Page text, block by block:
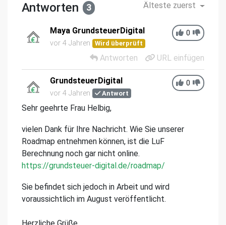
Antworten 3 Älteste zuerst
0
Maya GrundsteuerDigital
vor 4 Jahren Wird überprüft
Antworten URL einfügen
0
GrundsteuerDigital
vor 4 Jahren Antwort
Sehr geehrte Frau Helbig,
vielen Dank für Ihre Nachricht. Wie Sie unserer
Roadmap entnehmen können, ist die LuF
Berechnung noch gar nicht online.
https://grundsteuer-digital.de/roadmap/
Sie befindet sich jedoch in Arbeit und wird
voraussichtlich im August veröffentlicht.